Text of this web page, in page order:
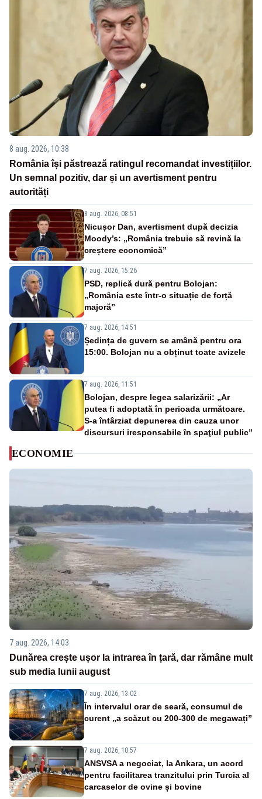
8 aug. 2026, 10:38
România își păstrează ratingul recomandat investițiilor.
Un semnal pozitiv, dar și un avertisment pentru
autorități
8 aug. 2026, 08:51
Nicușor Dan, avertisment după decizia
Moody’s: „România trebuie să revină la
creștere economică”
7 aug. 2026, 15:26
PSD, replică dură pentru Bolojan:
„România este într-o situație de forță
majoră”
7 aug. 2026, 14:51
Ședința de guvern se amână pentru ora
15:00. Bolojan nu a obținut toate avizele
7 aug. 2026, 11:51
Bolojan, despre legea salarizării: „Ar
putea fi adoptată în perioada următoare.
S-a întârziat depunerea din cauza unor
discursuri iresponsabile în spaţiul public”
ECONOMIE
7 aug. 2026, 14:03
Dunărea crește ușor la intrarea în țară, dar rămâne mult
sub media lunii august
7 aug. 2026, 13:02
În intervalul orar de seară, consumul de
curent „a scăzut cu 200-300 de megawați”
7 aug. 2026, 10:57
ANSVSA a negociat, la Ankara, un acord
pentru facilitarea tranzitului prin Turcia al
carcaselor de ovine și bovine